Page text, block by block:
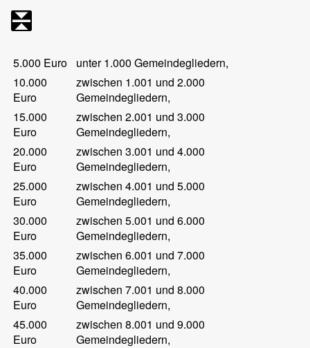
5.000 Euro
unter 1.000 Gemeindegliedern,
10.000
Euro
zwischen 1.001 und 2.000
Gemeindegliedern,
15.000
Euro
zwischen 2.001 und 3.000
Gemeindegliedern,
20.000
Euro
zwischen 3.001 und 4.000
Gemeindegliedern,
25.000
Euro
zwischen 4.001 und 5.000
Gemeindegliedern,
30.000
Euro
zwischen 5.001 und 6.000
Gemeindegliedern,
35.000
Euro
zwischen 6.001 und 7.000
Gemeindegliedern,
40.000
Euro
zwischen 7.001 und 8.000
Gemeindegliedern,
45.000
Euro
zwischen 8.001 und 9.000
Gemeindegliedern,